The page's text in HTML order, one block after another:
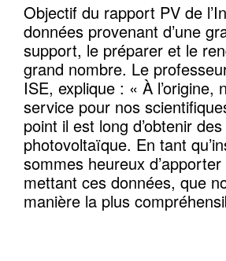
Objectif du rapport PV de
données provenant d’une
support, le préparer et le
grand nombre. Le
ISE, explique : « À
service pour nos
point il est long d’obtenir
photovoltaïque. En tant
sommes heureux
mettant ces données, que
manière la plus